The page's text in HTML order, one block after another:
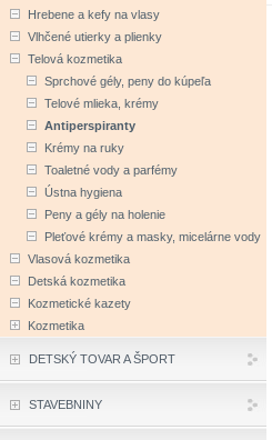
Hrebene a kefy na vlasy
Vlhčené utierky a plienky
Telová kozmetika
Sprchové gély, peny do kúpeľa
Telové mlieka, krémy
Antiperspiranty
Krémy na ruky
Toaletné vody a parfémy
Ústna hygiena
Peny a gély na holenie
Pleťové krémy a masky, micelárne vody
Vlasová kozmetika
Detská kozmetika
Kozmetické kazety
Kozmetika
DETSKÝ TOVAR A ŠPORT
STAVEBNINY